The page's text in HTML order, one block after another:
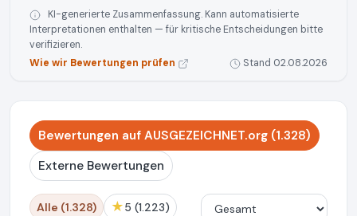
KI-generierte Zusammenfassung. Kann automatisierte
Interpretationen enthalten — für kritische Entscheidungen bitte
verifizieren.
Wie wir Bewertungen prüfen
Stand 02.08.2026
Bewertungen auf AUSGEZEICHNET.org (1.328)
Externe Bewertungen
Alle (1.328) ★ 5 (1.223)